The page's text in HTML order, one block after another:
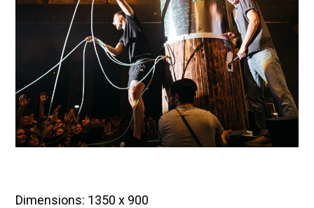
Dimensions: 1350 x 900